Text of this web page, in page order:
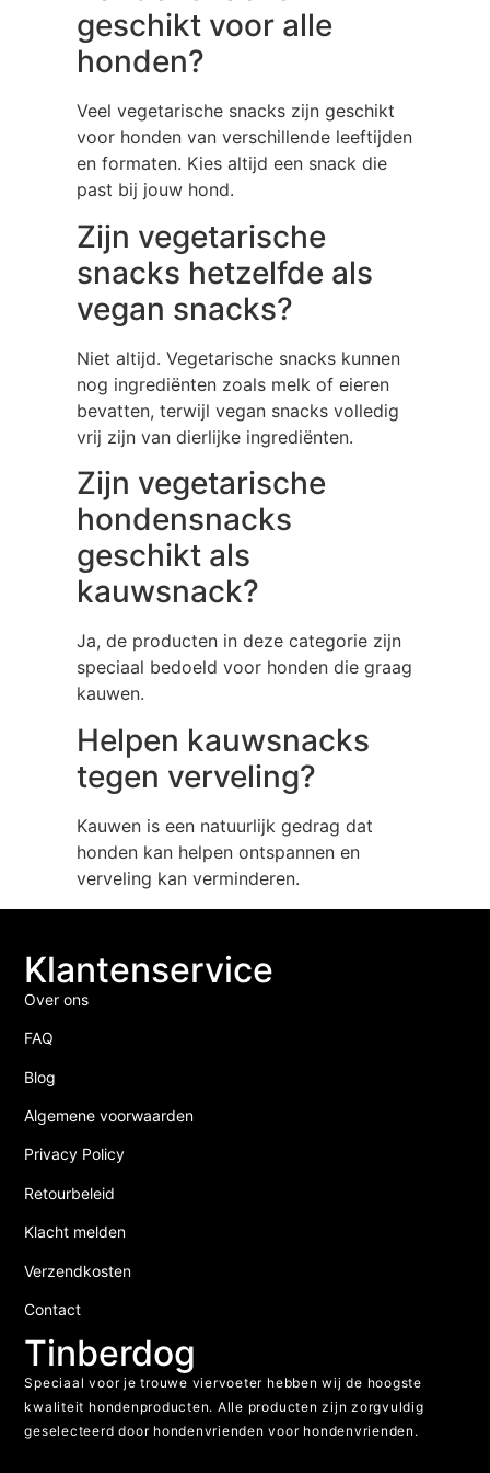
geschikt voor alle
honden?
Veel vegetarische snacks zijn geschikt
voor honden van verschillende leeftijden
en formaten. Kies altijd een snack die
past bij jouw hond.
Zijn vegetarische
snacks hetzelfde als
vegan snacks?
Niet altijd. Vegetarische snacks kunnen
nog ingrediënten zoals melk of eieren
bevatten, terwijl vegan snacks volledig
vrij zijn van dierlijke ingrediënten.
Zijn vegetarische
hondensnacks
geschikt als
kauwsnack?
Ja, de producten in deze categorie zijn
speciaal bedoeld voor honden die graag
kauwen.
Helpen kauwsnacks
tegen verveling?
Kauwen is een natuurlijk gedrag dat
honden kan helpen ontspannen en
verveling kan verminderen.
Klantenservice
Over ons
FAQ
Blog
Algemene voorwaarden
Privacy Policy
Retourbeleid
Klacht melden
Verzendkosten
Contact
Tinberdog
Speciaal voor je trouwe viervoeter hebben wij de hoogste
kwaliteit hondenproducten. Alle producten zijn zorgvuldig
geselecteerd door hondenvrienden voor hondenvrienden.